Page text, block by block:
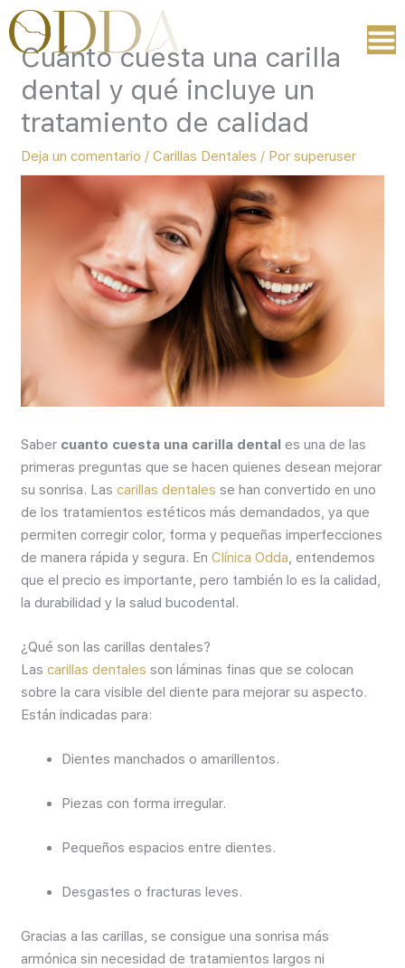
contenido
Cuánto cuesta una carilla
dental y qué incluye un
tratamiento de calidad
Deja un comentario /Carillas Dentales / Porsuperuser
Saber cuanto cuesta una carilla dental es una de las
primeras preguntas que se hacen quienes desean mejorar
su sonrisa. Lascarillas dentales se han convertido en uno
de los tratamientos estéticos más demandados, ya que
permiten corregir color, forma y pequeñas imperfecciones
de manera rápida y segura. EnClínica Odda, entendemos
que el precio es importante, pero también lo es la calidad,
la durabilidad y la salud bucodental.
¿Qué son las carillas dentales?
Lascarillas dentales son láminas finas que se colocan
sobre la cara visible del diente para mejorar su aspecto.
Están indicadas para:
Dientes manchados o amarillentos.
Piezas con forma irregular.
Pequeños espacios entre dientes.
Desgastes o fracturas leves.
Gracias a las carillas, se consigue una sonrisa más
armónica sin necesidad de tratamientos largos ni